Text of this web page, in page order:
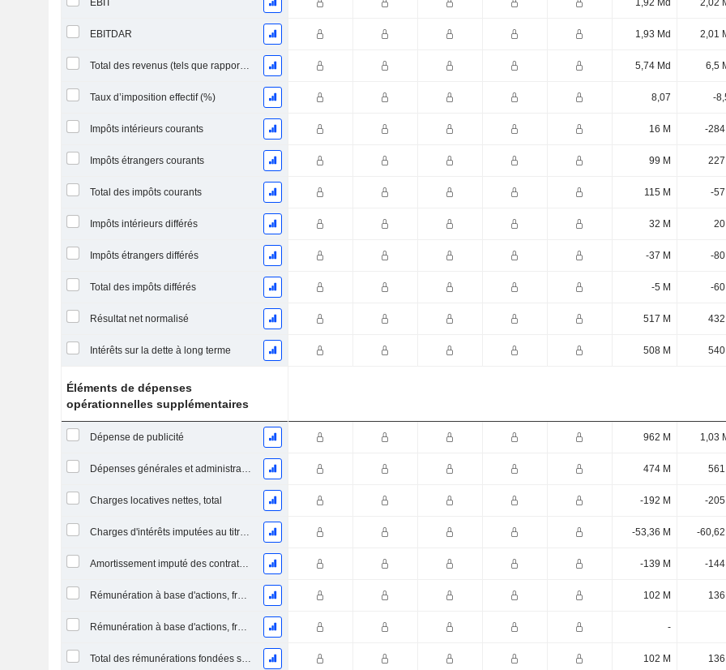
EBIT 1,92 Md 2,02
EBITDAR 1,93 Md 2,01
Total des revenus (tels que rapportés) 5,74 Md 6,5
Taux d’imposition effectif (%) 8,07 -
Impôts intérieurs courants 16 M -284
Impôts étrangers courants 99 M 227
Total des impôts courants 115 M -57
Impôts intérieurs différés 32 M 20
Impôts étrangers différés -37 M -80
Total des impôts différés -5 M -60
Résultat net normalisé 517 M 432
Intérêts sur la dette à long terme 508 M 540
Éléments de dépenses
opérationnelles supplémentaires
Dépense de publicité 962 M 1,03
Dépenses générales et administratives 474 M 561
Charges locatives nettes, total -192 M -205
Charges d'intérêts imputées au titre des contrats de location -53,36 M -60,62
Amortissement imputé des contrats de location simple -139 M -144
Rémunération à base d'actions, frais généraux et administratifs (total) 102 M 136
Rémunération à base d'actions, frais de vente et d'administration (total) -
Total des rémunérations fondées sur des actions 102 M 136